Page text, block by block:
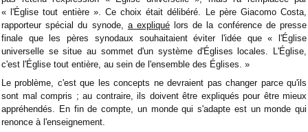
« l'Église tout entière ». Ce choix était délibéré. ​​Le père Giacomo Costa,
rapporteur spécial du synode, a expliquélors de la conférence de presse
finale que les pères synodaux souhaitaient éviter l'idée que « l'Église
universelle se situe au sommet d'un système d'Églises locales. L'Église,
c'est l'Église tout entière, au sein de l'ensemble des Églises. »
Le problème, c'est que les concepts ne devraient pas changer parce qu'ils
sont mal compris ; au contraire, ils doivent être expliqués pour être mieux
appréhendés. En fin de compte, un monde qui s'adapte est un monde qui
renonce à l'enseignement.